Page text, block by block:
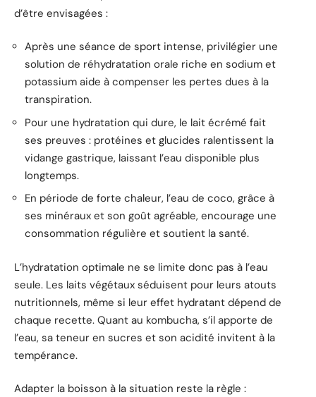
d’être envisagées :
Après une séance de sport intense, privilégier une
solution de réhydratation orale riche en sodium et
potassium aide à compenser les pertes dues à la
transpiration.
Pour une hydratation qui dure, le lait écrémé fait
ses preuves : protéines et glucides ralentissent la
vidange gastrique, laissant l’eau disponible plus
longtemps.
En période de forte chaleur, l’eau de coco, grâce à
ses minéraux et son goût agréable, encourage une
consommation régulière et soutient la santé.
L’hydratation optimale ne se limite donc pas à l’eau
seule. Les laits végétaux séduisent pour leurs atouts
nutritionnels, même si leur effet hydratant dépend de
chaque recette. Quant au kombucha, s’il apporte de
l’eau, sa teneur en sucres et son acidité invitent à la
tempérance.
Adapter la boisson à la situation reste la règle :